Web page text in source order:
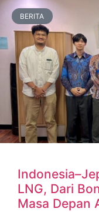
BERITA
LNG, Dari
Masa Depan